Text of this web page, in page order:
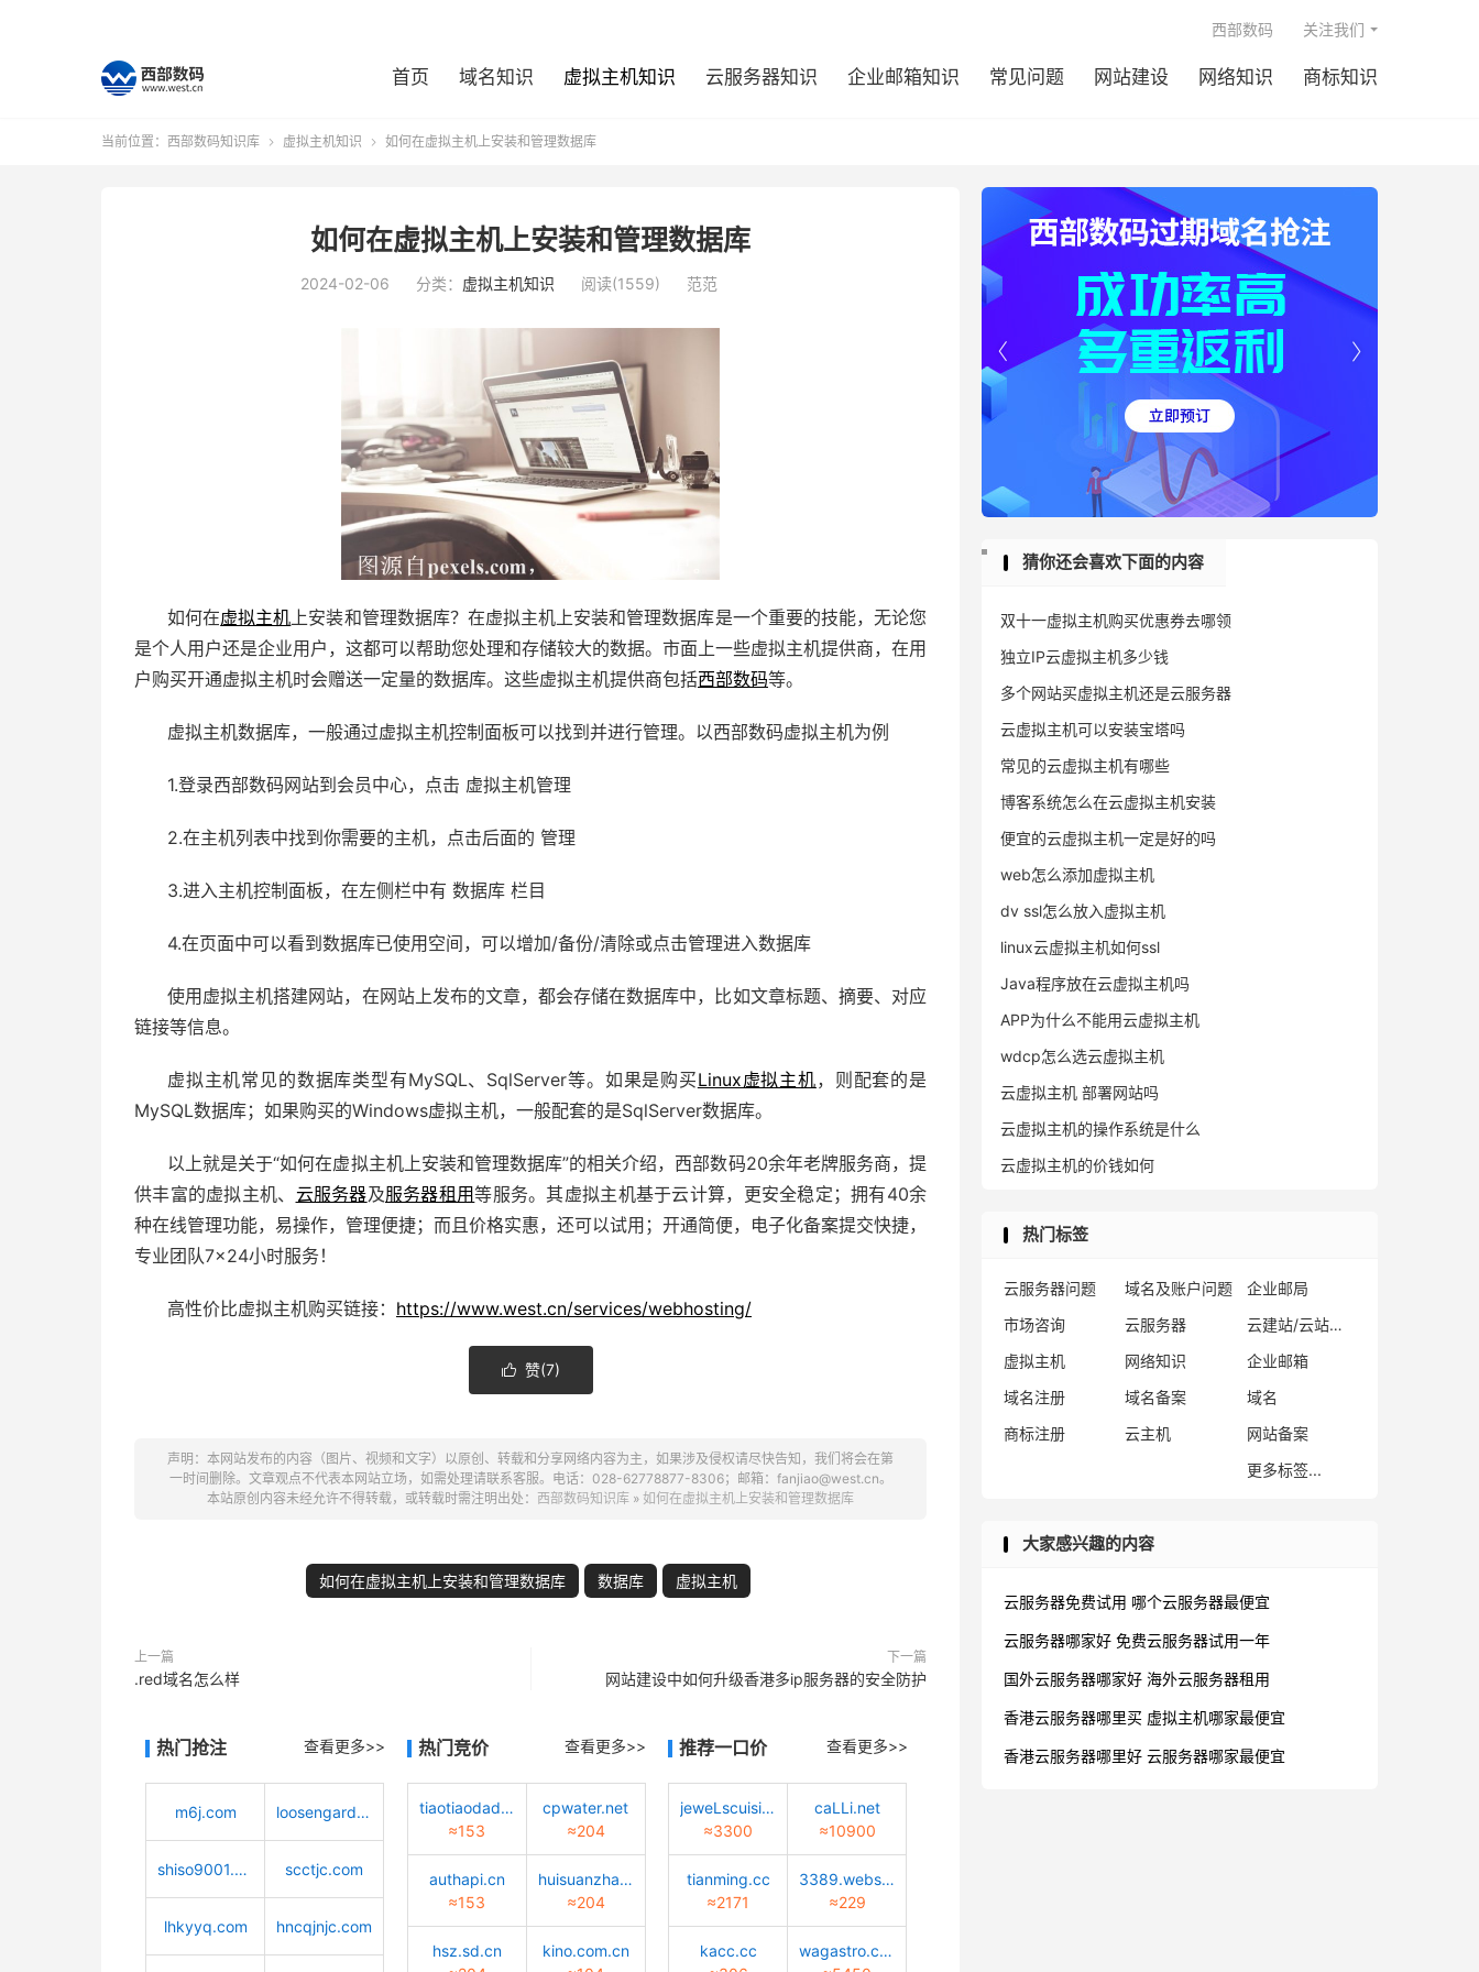
首页 域名知识 虚拟主机知识 云服务器知识 企业邮箱知识 常见问题 网站建设 网络知识 商标知识
西部数码 关注我们
当前位置： 西部数码知识库  虚拟主机知识  如何在虚拟主机上安装和管理数据库
如何在虚拟主机上安装和管理数据库
2024-02-06 分类： 虚拟主机知识 阅读(1559) 范范
如何在虚拟主机上安装和管理数据库？在虚拟主机上安装和管理数据库是一个重要的技能，无论您
是个人用户还是企业用户，这都可以帮助您处理和存储较大的数据。市面上一些虚拟主机提供商，在用
户购买开通虚拟主机时会赠送一定量的数据库。这些虚拟主机提供商包括西部数码等。
虚拟主机数据库，一般通过虚拟主机控制面板可以找到并进行管理。以西部数码虚拟主机为例
1.登录西部数码网站到会员中心，点击 虚拟主机管理
2.在主机列表中找到你需要的主机，点击后面的 管理
3.进入主机控制面板，在左侧栏中有 数据库 栏目
4.在页面中可以看到数据库已使用空间，可以增加/备份/清除或点击管理进入数据库
使用虚拟主机搭建网站，在网站上发布的文章，都会存储在数据库中，比如文章标题、摘要、对应
链接等信息。
虚拟主机常见的数据库类型有MySQL、SqlServer等。如果是购买Linux虚拟主机，则配套的是
MySQL数据库；如果购买的Windows虚拟主机，一般配套的是SqlServer数据库。
以上就是关于“如何在虚拟主机上安装和管理数据库”的相关介绍，西部数码20余年老牌服务商，提
供丰富的虚拟主机、 云服务器及服务器租用等服务。其虚拟主机基于云计算，更安全稳定；拥有40余
种在线管理功能，易操作，管理便捷；而且价格实惠，还可以试用；开通简便，电子化备案提交快捷，
专业团队7×24小时服务！
高性价比虚拟主机购买链接： https://www.west.cn/services/webhosting/
 赞(7)
声明：本网站发布的内容（图片、视频和文字）以原创、转载和分享网络内容为主，如果涉及侵权请尽快告知，我们将会在第
一时间删除。文章观点不代表本网站立场，如需处理请联系客服。电话：028-62778877-8306；邮箱：fanjiao@west.cn。
本站原创内容未经允许不得转载，或转载时需注明出处： 西部数码知识库 » 如何在虚拟主机上安装和管理数据库
如何在虚拟主机上安装和管理数据库 数据库 虚拟主机
上一篇
.red域名怎么样
下一篇
网站建设中如何升级香港多ip服务器的安全防护
热门抢注 查看更多>>
m6j.com loosengarden.com
shiso9001.com scctjc.com
lhkyyq.com hncqjnjc.com
热门竞价 查看更多>>
tiaotiaodadao.com
≈153
cpwater.net
≈204
authapi.cn
≈153
huisuanzhang.sd.cn
≈204
hsz.sd.cn
kino.com.cn
推荐一口价 查看更多>>
jeweLscuisine.com
≈3300
caLLi.net
≈10900
tianming.cc
≈2171
3389.website
≈229
kacc.cc
wagastro.com


猜你还会喜欢下面的内容
双十一虚拟主机购买优惠券去哪领
独立IP云虚拟主机多少钱
多个网站买虚拟主机还是云服务器
云虚拟主机可以安装宝塔吗
常见的云虚拟主机有哪些
博客系统怎么在云虚拟主机安装
便宜的云虚拟主机一定是好的吗
web怎么添加虚拟主机
dv ssl怎么放入虚拟主机
linux云虚拟主机如何ssl
Java程序放在云虚拟主机吗
APP为什么不能用云虚拟主机
wdcp怎么选云虚拟主机
云虚拟主机 部署网站吗
云虚拟主机的操作系统是什么
云虚拟主机的价钱如何
热门标签
云服务器问题 域名及账户问题
企业邮局
市场咨询
云服务器
云建站/云站群/小程序
虚拟主机
网络知识
企业邮箱
域名注册
域名备案
域名
商标注册
云主机
网站备案
更多标签...
大家感兴趣的内容
云服务器免费试用 哪个云服务器最便宜
云服务器哪家好 免费云服务器试用一年
国外云服务器哪家好 海外云服务器租用
香港云服务器哪里买 虚拟主机哪家最便宜
香港云服务器哪里好 云服务器哪家最便宜